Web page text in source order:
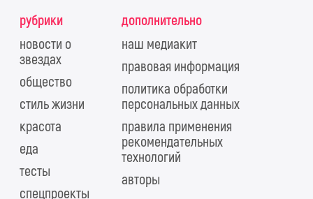
рубрики
новости о
звездах
общество
стиль жизни
красота
еда
тесты
спецпроекты
дополнительно
наш медиакит
правовая информация
политика обработки
персональных данных
правила применения
рекомендательных
технологий
авторы